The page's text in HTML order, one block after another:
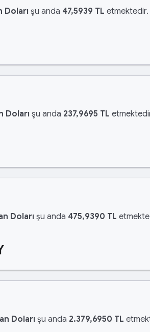
Doları şu anda 47,5939 TL etmektedir.
Doları şu anda 237,9695 TL
Doları şu anda 475,9390 TL
Doları şu anda 2.379,6950 TL